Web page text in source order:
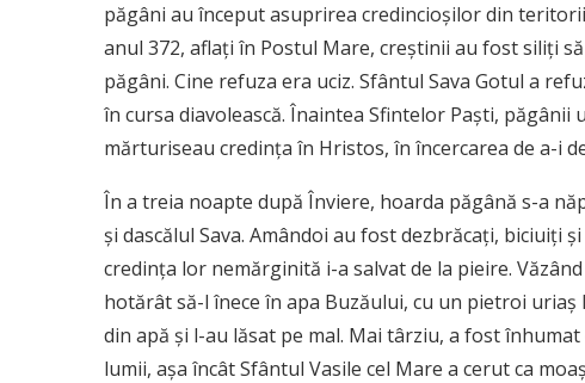
păgâni au început asuprirea credincioșilor din
anul 372, aflați în Postul Mare, creștinii au fost siliți
păgâni. Cine refuza era uciz. Sfântul Sava Gotul a
în cursa diavolească. Înaintea Sfintelor Paști,
mărturiseau credința în Hristos, în încercarea de a-i
În a treia noapte după Înviere, hoarda păgână s-a
și dascălul Sava. Amândoi au fost dezbrăcați, biciuiți
credința lor nemărginită i-a salvat de la pieire.
hotărât să-l înece în apa Buzăului, cu un pietroi
din apă și l-au lăsat pe mal. Mai târziu, a fost
lumii, așa încât Sfântul Vasile cel Mare a cerut ca